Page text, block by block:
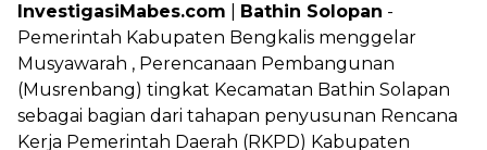
InvestigasiMabes.com Bathin Solopan -
Pemerintah Kabupaten Bengkalis menggelar
Musyawarah , Perencanaan Pembangunan
(Musrenbang) tingkat Kecamatan Bathin Solapan
sebagai bagian dari tahapan penyusunan Rencana
Kerja Pemerintah Daerah (RKPD) Kabupaten